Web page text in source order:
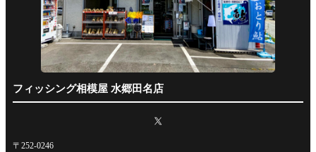
フィッシング相模屋 水郷田名店
〒252-0246